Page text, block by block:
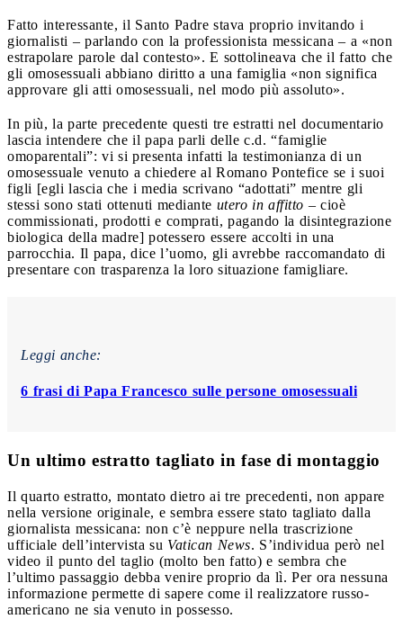
Fatto interessante, il Santo Padre stava proprio invitando i
giornalisti – parlando con la professionista messicana – a «non
estrapolare parole dal contesto». E sottolineava che il fatto che
gli omosessuali abbiano diritto a una famiglia «non significa
approvare gli atti omosessuali, nel modo più assoluto».
In più, la parte precedente questi tre estratti nel documentario
lascia intendere che il papa parli delle c.d. “famiglie
omoparentali”: vi si presenta infatti la testimonianza di un
omosessuale venuto a chiedere al Romano Pontefice se i suoi
figli [egli lascia che i media scrivano “adottati” mentre gli
stessi sono stati ottenuti mediante utero in affitto – cioè
commissionati, prodotti e comprati, pagando la disintegrazione
biologica della madre] potessero essere accolti in una
parrocchia. Il papa, dice l’uomo, gli avrebbe raccomandato di
presentare con trasparenza la loro situazione famigliare.
Leggi anche:
6 frasi di Papa Francesco sulle persone omosessuali
Un ultimo estratto tagliato in fase di montaggio
Il quarto estratto, montato dietro ai tre precedenti, non appare
nella versione originale, e sembra essere stato tagliato dalla
giornalista messicana: non c’è neppure nella trascrizione
ufficiale dell’intervista su Vatican News. S’individua però nel
video il punto del taglio (molto ben fatto) e sembra che
l’ultimo passaggio debba venire proprio da lì. Per ora nessuna
informazione permette di sapere come il realizzatore russo-
americano ne sia venuto in possesso.